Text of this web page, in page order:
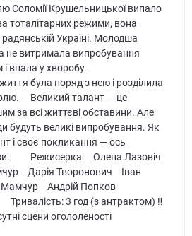
Соломії Крушельницької випало
тоталітарних режими, вона
Україні. Молодша
не витримала випробування
впала у хворобу.
була поряд з нею і розділила
⠀ Великий талант — це
за всі життєві обставини. Але
будуть великі випробування. Як
і своє покликання — ось
⠀ ⠀ Режисерка: ⠀Олена Лазовіч
⠀Дарія Творонович ⠀Іван
⠀Андрій Попков
Тривалість: 3 год (з антрактом) ‼
сцени огололеності